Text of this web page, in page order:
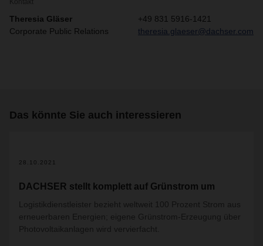
Kontakt
Theresia Gläser
Corporate Public Relations
+49 831 5916-1421
theresia.glaeser@dachser.com
Das könnte Sie auch interessieren
28.10.2021
DACHSER stellt komplett auf Grünstrom um
Logistikdienstleister bezieht weltweit 100 Prozent Strom aus
erneuerbaren Energien; eigene Grünstrom-Erzeugung über
Photovoltaikanlagen wird vervierfacht.